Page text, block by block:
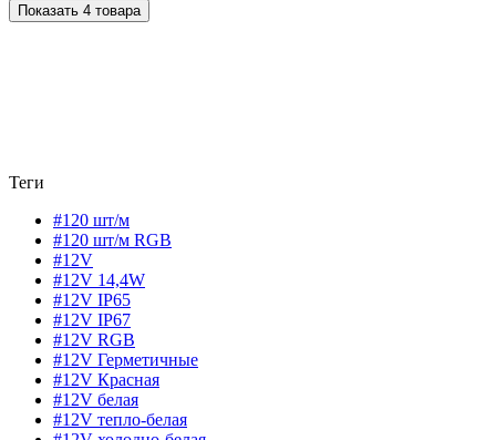
Показать 4 товара
Теги
#120 шт/м
#120 шт/м RGB
#12V
#12V 14,4W
#12V IP65
#12V IP67
#12V RGB
#12V Герметичные
#12V Красная
#12V белая
#12V тепло-белая